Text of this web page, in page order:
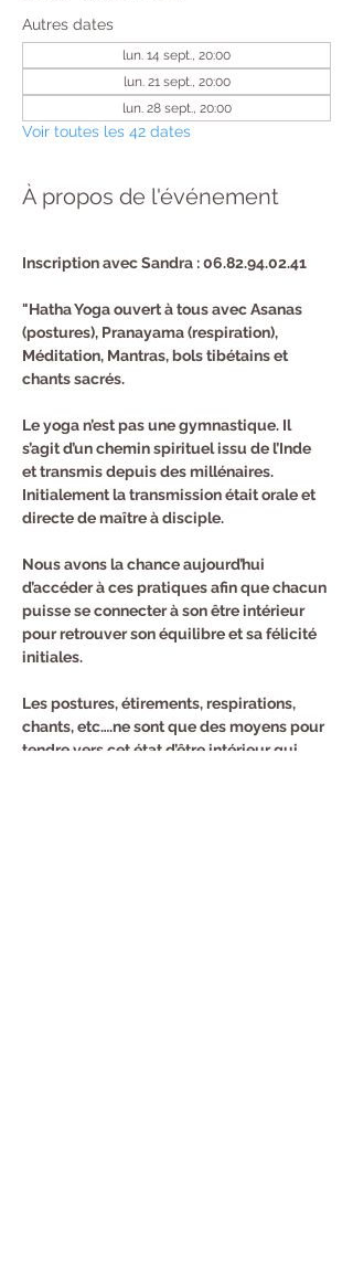
Autres dates
lun. 14 sept., 20:00
lun. 21 sept., 20:00
lun. 28 sept., 20:00
Voir toutes les 42 dates
À propos de l'événement
Inscription avec Sandra : 06.82.94.02.41
"Hatha Yoga ouvert à tous avec Asanas
(postures), Pranayama (respiration),
Méditation, Mantras, bols tibétains et
chants sacrés.
Le yoga n’est pas une gymnastique. Il
s’agit d’un chemin spirituel issu de l’Inde
et transmis depuis des millénaires.
Initialement la transmission était orale et
directe de maître à disciple.
Nous avons la chance aujourd’hui
d’accéder à ces pratiques afin que chacun
puisse se connecter à son être intérieur
pour retrouver son équilibre et sa félicité
initiales.
Les postures, étirements, respirations,
chants, etc….ne sont que des moyens pour
tendre vers cet état d’être intérieur qui